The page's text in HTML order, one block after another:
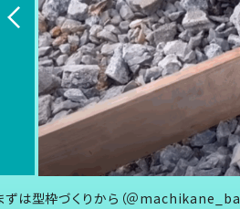
ずは型枠づくりから（＠